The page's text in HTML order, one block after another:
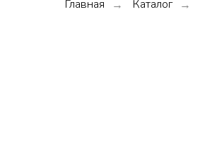
Главная → Каталог →